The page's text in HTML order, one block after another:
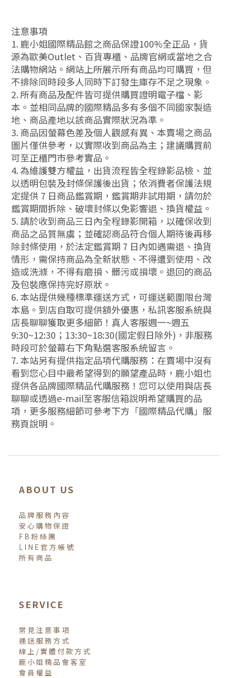
注意事項
1. 鹿小姐國際精品館之商品保證100%全正品，貨
源為歐美Outlet、百貨專櫃、品牌官網或當地之合
法購物網站。網站上所展示所有商品均可購買，但
不排除同時段多人同時下訂發生庫存不足之現象。
2. 所有商品及配件皆可提供購買證明電子檔、影
本。並相同品牌的國際精品多有多個不同國家製造
地、商品產地以該商品實際狀況為準。
3. 商品因螢幕色差及個人觀感有異、本賣場之商品
圖片僅供參考，以實際收到商品為主；建議購買前
可至正櫃門市參考實品。
4. 為維護雙方權益，出貨流程皆全程錄影品檢、並
以透明包裝及封條保護後出貨；依消費者保護法規
定提供 7 日商品鑑賞期，鑑賞期非試用期，請勿於
鑑賞期間拆除、破壞封條以免影響退、換貨權益。
5. 請於收到商品三日內全程錄影開箱，以確保收到
商品之品質無虞；並確認商品符合個人期待後再移
除封條使用，於法定鑑賞期 7 日內如遇需退、換貨
情形，需保持商品為全新狀態、不得遭到使用、改
造或洗滌，不得有磨損、髒污或損壞。退回的商品
及包裝應保持完好原狀。
6. 本站提供幾種標準運送方式，可運送範圍限台灣
本島。到店自取可提供額外優惠，私訊客服系統與
店長聊聊獲取更多細節！真人客服週一~週五
9:30~12:30；13:30~18:30(國定假日除外)，非服務
時段可於螢幕右下角點選客服系統留言。
7. 本站另有提供指定品項代購服務：在賣場中沒有
看到您心目中最希望得到的願望產品時，鹿小姐也
提供各品牌國際精品代購服務！您可以使用與店長
聊聊或透過e-mail至客服信箱說明希望購買的品
項，更多服務細節可參考下方「國際精品代購」服
務頁說明。
ABOUT US
品牌服務內容
安心購物保證
FB粉絲團
LINE官方帳號
所有商品
SERVICE
常見注意事項
運送服務方式
線上/實體付款方式
鹿小姐精品會客室
會員權益